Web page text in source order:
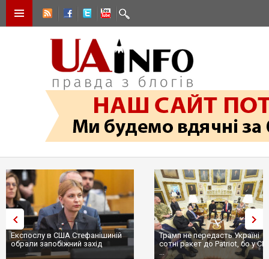
Експослу в США Стефанішиній
обрали запобіжний захід
Трамп не передасть Україні
сотні ракет до Patriot, бо у
...